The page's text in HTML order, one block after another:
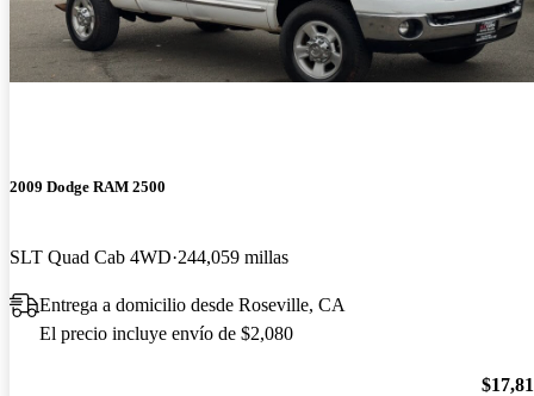
2009 Dodge RAM 2500
SLT Quad Cab 4WD 244,059 millas
Entrega a domicilio desde Roseville, CA
El precio incluye envío de $2,080